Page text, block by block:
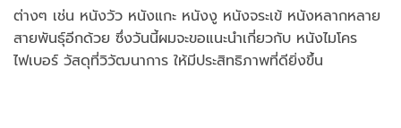
ต่างๆ เช่น หนังวัว หนังแกะ หนังงู หนังจระเข้ หนังหลากหลาย
สายพันธุ์อีกด้วย ซึ่งวันนี้ผมจะขอแนะนำเกี่ยวกับ หนังไมโคร
ไฟเบอร์ วัสดุที่วิวัฒนาการ ให้มีประสิทธิภาพที่ดียิ่งขึ้น